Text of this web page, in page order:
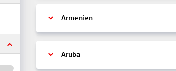
Armenien
Aruba